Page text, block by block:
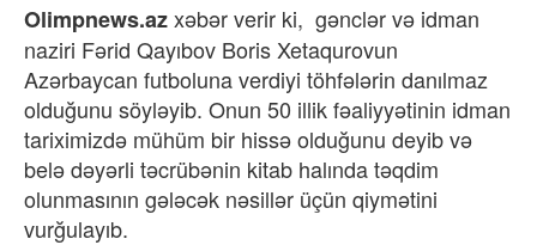
Olimpnews.azxəbər verir ki, gənclər və idman
naziri Fərid Qayıbov Boris Xetaqurovun
Azərbaycan futboluna verdiyi töhfələrin danılmaz
olduğunu söyləyib. Onun 50 illik fəaliyyətinin idman
tariximizdə mühüm bir hissə olduğunu deyib və
belə dəyərli təcrübənin kitab halında təqdim
olunmasının gələcək nəsillər üçün qiymətini
vurğulayıb.